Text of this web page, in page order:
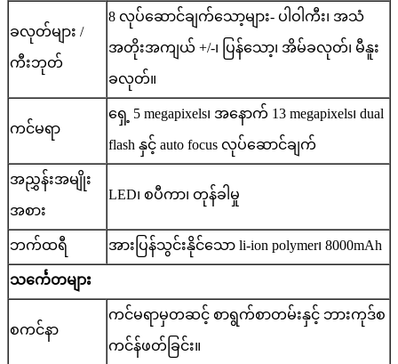
ခလုတ်များ /
ကီးဘုတ်
8 လုပ်ဆောင်ချက်သော့များ- ပါဝါကီး၊ အသံ
အတိုးအကျယ် +/-၊ ပြန်သော့၊ အိမ်ခလုတ်၊ မီနူး
ခလုတ်။
ကင်မရာ
ရှေ့ 5 megapixels၊ အနောက် 13 megapixels၊ dual
flash နှင့် auto focus လုပ်ဆောင်ချက်
အညွှန်းအမျိုး
အစား
LED၊ စပီကာ၊ တုန်ခါမှု
ဘက်ထရီ အားပြန်သွင်းနိုင်သော li-ion polymer၊ 8000mAh
သင်္ကေတများ
စကင်နာ
ကင်မရာမှတဆင့် စာရွက်စာတမ်းနှင့် ဘားကုဒ်စ
ကင်န်ဖတ်ခြင်း။